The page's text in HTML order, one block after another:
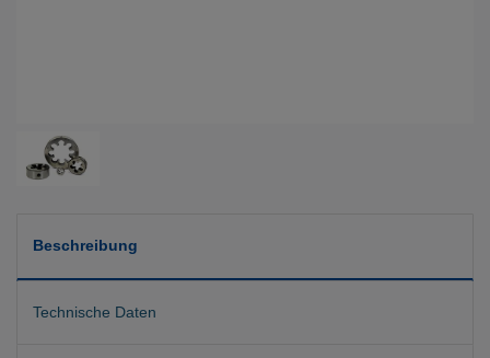
Beschreibung
Technische Daten